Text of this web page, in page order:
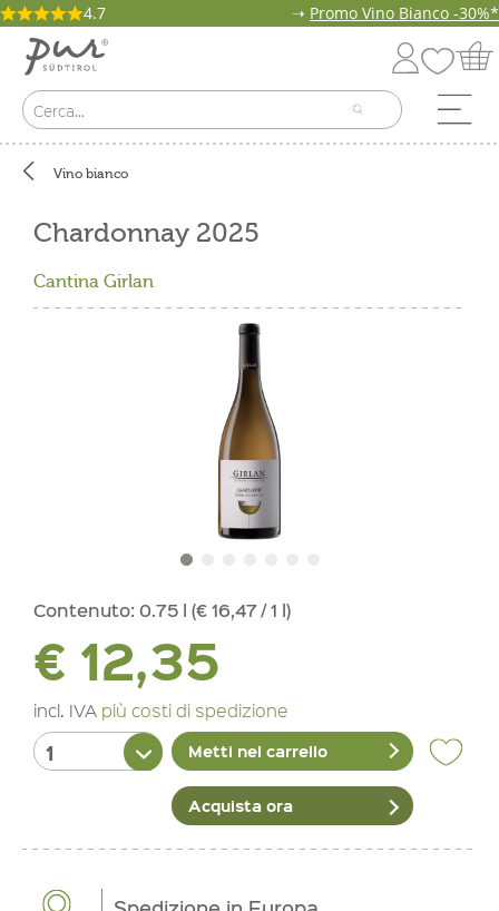
4.7 ➝ Promo Vino Bianco -30%*
Vino bianco
Chardonnay 2025
Cantina Girlan
Contenuto: 0.75 l (€ 16,47 / 1 l)
€ 12,35
incl. IVA più costi di spedizione
Metti nel carrello
Acquista ora